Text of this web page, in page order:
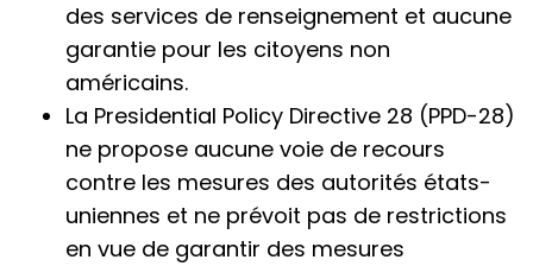
des services de renseignement et aucune
garantie pour les citoyens non
américains.
La Presidential Policy Directive 28 (PPD-28)
ne propose aucune voie de recours
contre les mesures des autorités états-
uniennes et ne prévoit pas de restrictions
en vue de garantir des mesures